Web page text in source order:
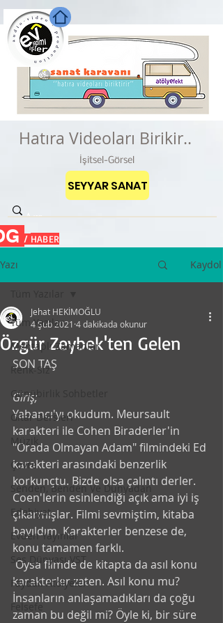
Hatıra Videoları Birikir..
İşitsel-Görsel
SEYYAR SANAT
/ HABER
Yazı Kaydol
Tüm Yazılar
Mehtaplı Zamanlar
Renk-Siz
Günübirlik Sohbetler
Gitar Dersleri
Müzik
Çevre
Senden, Benden Ve Dünyadan
Edebiyat
Evden Yayınlar
Ses Dünyası VST
Faydalı Atölyeler
Felsefe
Özgür Zeybek'ten Gelen
Jehat HEKİMOĞLU
4 Şub 2021 4 dakikada okunur
SON TAŞ
Giriş;
Yabancı'yı okudum. Meursault
karakteri ile Cohen Biraderler'in
"Orada Olmayan Adam" filmindeki Ed
karakteri arasındaki benzerlik
korkunçtu. Bizde olsa çalıntı derler.
Coen'lerin esinlendiği açık ama iyi iş
çıkarmışlar. Filmi sevmiştim, kitaba
bayıldım. Karakterler benzese de,
konu tamamen farklı.
karakterler zaten. Asıl konu mu?
İnsanların anlaşamadıkları da çoğu
zaman bu değil mi? Öyle ki, bir süre